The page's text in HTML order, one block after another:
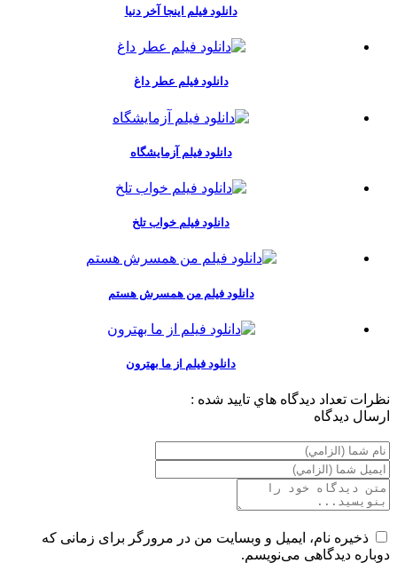
دانلود فیلم اینجا آخر دنیا
دانلود فیلم عطر داغ
دانلود فیلم آزمایشگاه
دانلود فیلم خواب تلخ
دانلود فیلم من همسرش هستم
دانلود فیلم از ما بهترون
نظرات تعداد ديدگاه هاي تاييد شده :
ارسال ديدگاه
ذخیره نام، ایمیل و وبسایت من در مرورگر برای زمانی که
دوباره دیدگاهی می‌نویسم.